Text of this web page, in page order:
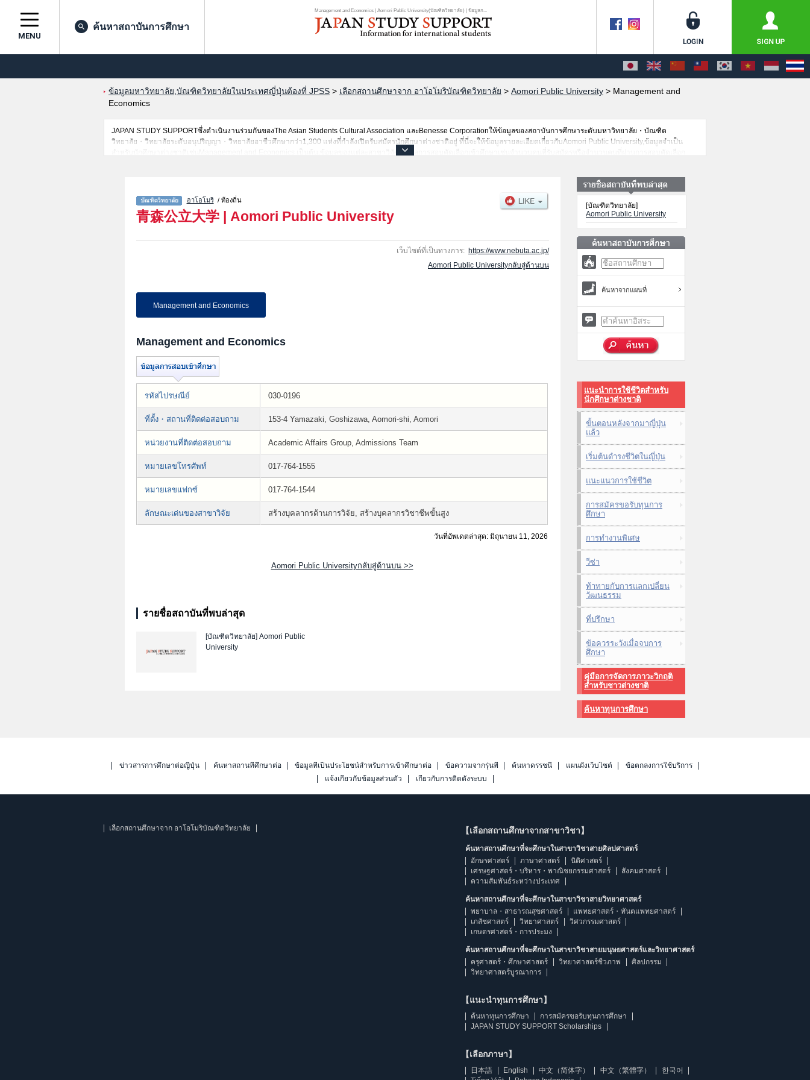
Management and Economics | Aomori Public University(บัณฑิตวิทยาลัย) | ข้อมูลก...
MENU
ค้นหาสถาบันการศึกษา
ข้อมูลมหาวิทยาลัย,บัณฑิตวิทยาลัยในประเทศญี่ปุ่นต้องที่ JPSS > เลือกสถานศึกษาจาก อาโอโมริบัณฑิตวิทยาลัย > Aomori Public University > Management and
Economics
JAPAN STUDY SUPPORTซึ่งดำเนินงานร่วมกันของThe Asian Students Cultural Association และBenesse Corporationให้ข้อมูลของสถาบันการศึกษาระดับมหาวิทยาลัย・บัณฑิต
วิทยาลัย・วิทยาลัยระดับอนุปริญญา・วิทยาลัยอาชีวศึกษากว่า1,300 แห่งที่กำลังเปิดรับสมัครนักศึกษาต่างชาติอยู่ ที่นี่จะให้ข้อมูลรายละเอียดเกี่ยวกับAomori Public University,ข้อมูลจำเป็น
สำหรับนักศึกษาต่างชาติเช่นManagement and Economics เป็นต้น,ข้อมูลของแต่ละสาขาวิจัย,ข้อมูลการสอบคัดเลือกเข้าศึกษาเช่นจำนวนคนที่รับสมัครหรือจำนวนคนที่ผ่านการสอบคัดเลือก
อาโอโมริ/ ท้องถิ่น
青森公立大学 | Aomori Public University
เว็บไซต์ที่เป็นทางการ: https://www.nebuta.ac.jp/
Aomori Public Universityกลับสู่ด้านบน
Management and Economics
Management and Economics
รหัสไปรษณีย์ 030-0196
ที่ตั้ง・สถานที่ติดต่อสอบถาม 153-4 Yamazaki, Goshizawa, Aomori-shi, Aomori
หน่วยงานที่ติดต่อสอบถาม Academic Affairs Group, Admissions Team
หมายเลขโทรศัพท์ 017-764-1555
หมายเลขแฟกซ์ 017-764-1544
ลักษณะเด่นของสาขาวิจัย สร้างบุคลากรด้านการวิจัย, สร้างบุคลากรวิชาชีพขั้นสูง
วันที่อัพเดตล่าสุด: มิถุนายน 11, 2026
Aomori Public Universityกลับสู่ด้านบน >>
รายชื่อสถาบันที่พบล่าสุด
[บัณฑิตวิทยาลัย] Aomori Public
University
[บัณฑิตวิทยาลัย]
Aomori Public University
ค้นหาจากแผนที่
แนะนำการใช้ชีวิตสำหรับ
นักศึกษาต่างชาติ
ขั้นตอนหลังจากมาญี่ปุ่น
แล้ว
เริ่มต้นดำรงชีวิตในญี่ปุ่น
แนะแนวการใช้ชีวิต
การสมัครขอรับทุนการ
ศึกษา
การทำงานพิเศษ
วีซ่า
ท้าทายกับการแลกเปลี่ยน
วัฒนธรรม
ที่ปรึกษา
ข้อควรระวังเมื่อจบการ
ศึกษา
คู่มือการจัดการภาวะวิกฤติ
สำหรับชาวต่างชาติ
ค้นหาทุนการศึกษา
ข่าวสารการศึกษาต่อญี่ปุ่น ค้นหาสถานที่ศึกษาต่อ ข้อมูลที่เป็นประโยชน์สำหรับการเข้าศึกษาต่อ ข้อความจากรุ่นพี่ ค้นหาดรรชนี แผนผังเว็บไซต์
ข้อตกลงการใช้บริการ
แจ้งเกี่ยวกับข้อมูลส่วนตัว
เกี่ยวกับการติดตั้งระบบ
เลือกสถานศึกษาจาก อาโอโมริบัณฑิตวิทยาลัย 【เลือกสถานศึกษาจากสาขาวิชา】
ค้นหาสถานศึกษาที่จะศึกษาในสาขาวิชาสายศิลปศาสตร์
อักษรศาสตร์
ภาษาศาสตร์
นิติศาสตร์
เศรษฐศาสตร์・บริหาร・พาณิชยกรรมศาสตร์
สังคมศาสตร์
ความสัมพันธ์ระหว่างประเทศ
ค้นหาสถานศึกษาที่จะศึกษาในสาขาวิชาสายวิทยาศาสตร์
พยาบาล・สาธารณสุขศาสตร์
แพทยศาสตร์・ทันตแพทยศาสตร์
เภสัชศาสตร์
วิทยาศาสตร์
วิศวกรรมศาสตร์
เกษตรศาสตร์・การประมง
ค้นหาสถานศึกษาที่จะศึกษาในสาขาวิชาสายมนุษยศาสตร์และวิทยาศาสตร์
ครุศาสตร์・ศึกษาศาสตร์
วิทยาศาสตร์ชีวภาพ
ศิลปกรรม
วิทยาศาสตร์บูรณาการ
【แนะนำทุนการศึกษา】
ค้นหาทุนการศึกษา
การสมัครขอรับทุนการศึกษา
JAPAN STUDY SUPPORT Scholarships
【เลือกภาษา】
日本語 English 中文（简体字） 中文（繁體字）
한국어